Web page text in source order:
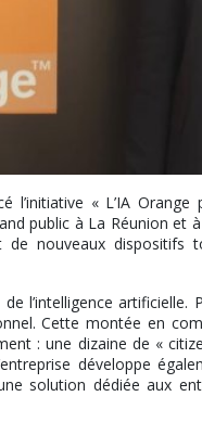
l’initiative « L’IA
public à La Réunion et
nouveaux dispositifs
l’intelligence
Cette montée en
: une dizaine de «
développe
solution dédiée aux